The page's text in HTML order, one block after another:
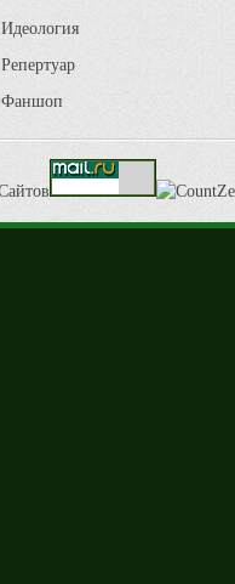
Идеология
Репертуар
Фаншоп